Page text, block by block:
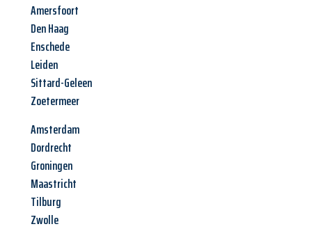
Amersfoort
Den Haag
Enschede
Leiden
Sittard-Geleen
Zoetermeer
Amsterdam
Dordrecht
Groningen
Maastricht
Tilburg
Zwolle